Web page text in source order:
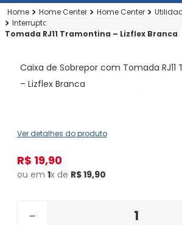
Home Center Home Center
Interruptores-tomadas
Tomada RJ11 Tramontina – Lizflex Branca
Caixa de Sobrepor com Tomada RJ11
– Lizflex Branca
Ver detalhes do produto
R$ 19,90
ou em 1x de R$19,90
－